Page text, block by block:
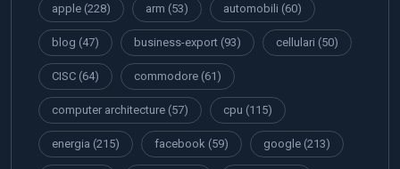
apple (228) arm (53) automobili (60)
blog (47) business-export (93) cellulari (50)
CISC (64) commodore (61)
computer architecture (57) cpu (115)
energia (215) facebook (59) google (213)